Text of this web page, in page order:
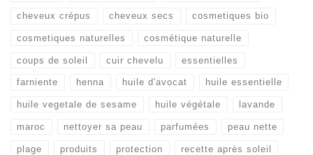
cheveux crépus cheveux secs cosmetiques bio
cosmetiques naturelles cosmétique naturelle
coups de soleil cuir chevelu essentielles
farniente henna huile d'avocat huile essentielle
huile vegetale de sesame huile végétale lavande
maroc nettoyer sa peau parfumées peau nette
plage produits protection recette après soleil